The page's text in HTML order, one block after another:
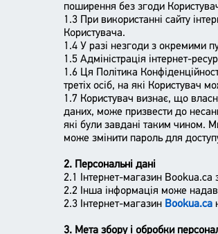
поширення без згоди
1.3 При використанні сайту
Користувача.
1.4 У разі незгоди з окремими
1.5 Адміністрація інтернет-
1.6 Ця Політика
третіх осіб, на які Користувач
1.7 Користувач визнає, що
даних, може призвести до
які були завдані таким чином.
може змінити пароль для
2. Персональні дані
2.1 Інтернет-магазин Bookua.ca
2.2 Інша інформація може
2.3 Інтернет-магазин Bookua.ca
3. Мета збору і обробки